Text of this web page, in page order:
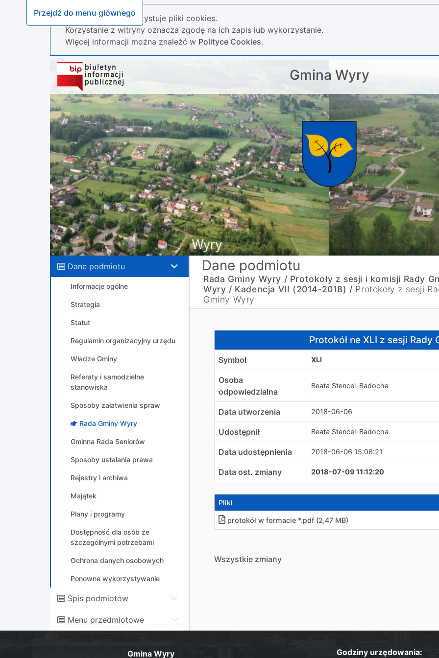
Przejdź do menu głównego
Nasza strona wykorzystuje pliki cookies.
Korzystanie z witryny oznacza zgodę na ich zapis lub wykorzystanie.
Więcej informacji można znaleźć w Polityce Cookies.
Gmina Wyry
Dane podmiotu
Informacje ogólne
Strategia
Statut
Regulamin organizacyjny urzędu
Władze Gminy
Referaty i samodzielne
stanowiska
Sposoby załatwienia spraw
Rada Gminy Wyry
Gminna Rada Seniorów
Sposoby ustalania prawa
Rejestry i archiwa
Majątek
Plany i programy
Dostępność dla osób ze
szczególnymi potrzebami
Ochrona danych osobowych
Ponowne wykorzystywanie
Spis podmiotów
Menu przedmiotowe
Dane podmiotu
Rada Gminy Wyry / Protokoły z sesji i komisji Rady
Wyry / Kadencja VII (2014-2018) / Protokoły z sesji
Gminy Wyry
Protokół ne XLI z sesji Rady Gminy WyryProtokół ne XLI z sesji Rady
Symbol XLI
Osoba
odpowiedzialna
Beata Stencel-Badocha
Data utworzenia 2018-06-06
Udostępnił Beata Stencel-Badocha
Data udostępnienia 2018-06-06 15:08:21
Data ost. zmiany 2018-07-09 11:12:20
Pliki
protokół w formacie *.pdf (2,47 MB)
Wszystkie zmiany
Gmina Wyry Godziny urzędowania: